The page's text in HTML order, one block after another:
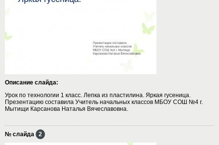
Описание слайда:
Урок по технологии 1 класс. Лепка из пластилина. Яркая гусеница.
Презентацию составила Учитель начальных классов МБОУ СОШ №4 г.
Мытищи Карсанова Наталья Вячеславовна.
№ слайда 2